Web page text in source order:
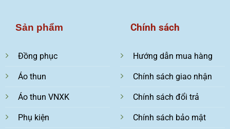
Sản phẩm
Đồng phục
Áo thun
Áo thun VNXK
Phụ kiện
Chính sách
Hướng dẫn mua hàng
Chính sách giao nhận
Chính sách đổi trả
Chính sách bảo mật